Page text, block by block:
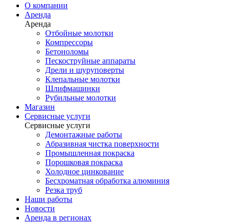
О компании
Аренда
Аренда
Отбойные молотки
Компрессоры
Бетоноломы
Пескоструйные аппараты
Дрели и шуруповерты
Клепальные молотки
Шлифмашинки
Рубильные молотки
Магазин
Сервисные услуги
Сервисные услуги
Демонтажные работы
Абразивная чистка поверхности
Промышленная покраска
Порошковая покраска
Холодное цинкование
Бесхроматная обработка алюминия
Резка труб
Наши работы
Новости
Аренда в регионах